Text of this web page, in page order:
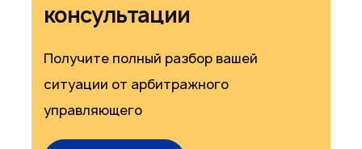
консультации
Получите полный разбор вашей
ситуации от арбитражного
управляющего